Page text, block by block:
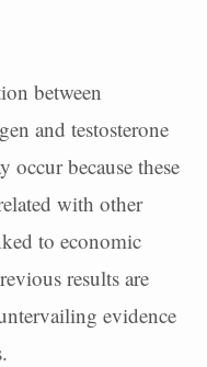
between
and testosterone
occur because these
with other
to economic
results are
evidence